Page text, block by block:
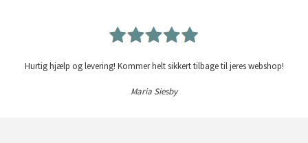
Hurtig hjælp og levering! Kommer helt sikkert tilbage til jeres webshop!
Maria Siesby